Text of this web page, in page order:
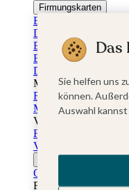
Firmungskarten
Einladungskarten
Dankeskarten Firmung
Einschulungskarten
Einladungskarten
Danksagung
Muttertag
Fotogeschenke
Muttertagskarten
Vatertag
Fotogeschenke
Vatertagskarten
Ostern
Osterkarten
Fotogeschenke zu
Das
Sie helfen uns
können.
Auswahl